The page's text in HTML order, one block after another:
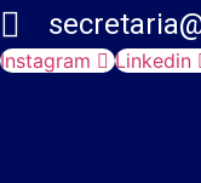
Instagram Linkedin